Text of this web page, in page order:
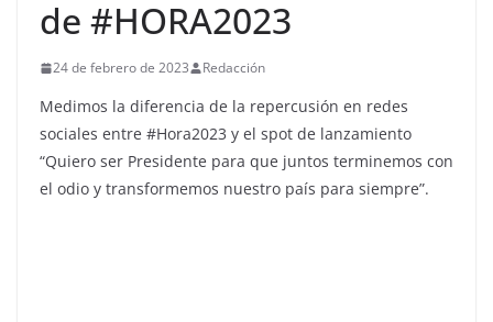
de #HORA2023
24 de febrero de 2023 Redacción
Medimos la diferencia de la repercusión en redes
sociales entre #Hora2023 y el spot de lanzamiento
“Quiero ser Presidente para que juntos terminemos con
el odio y transformemos nuestro país para siempre”.